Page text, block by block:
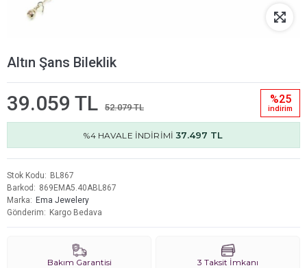
Altın Şans Bileklik
39.059 TL 52.079 TL
%25
i̇ndi̇ri̇m
%4 HAVALE İNDİRİMİ37.497 TL
Stok Kodu
BL867
Barkod
869EMA5.40ABL867
Marka
Ema Jewelery
Gönderim
Kargo Bedava
Bakım Garantisi 3 Taksit İmkanı